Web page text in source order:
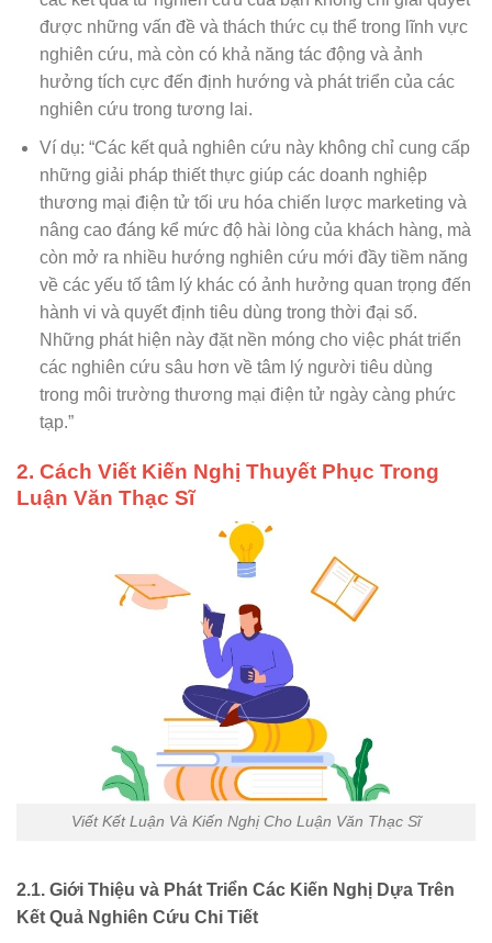
được những vấn đề và thách thức cụ thể trong lĩnh vực
nghiên cứu, mà còn có khả năng tác động và ảnh
hưởng tích cực đến định hướng và phát triển của các
nghiên cứu trong tương lai.
Ví dụ: “Các kết quả nghiên cứu này không chỉ cung cấp
những giải pháp thiết thực giúp các doanh nghiệp
thương mại điện tử tối ưu hóa chiến lược marketing và
nâng cao đáng kể mức độ hài lòng của khách hàng, mà
còn mở ra nhiều hướng nghiên cứu mới đầy tiềm năng
về các yếu tố tâm lý khác có ảnh hưởng quan trọng đến
hành vi và quyết định tiêu dùng trong thời đại số.
Những phát hiện này đặt nền móng cho việc phát triển
các nghiên cứu sâu hơn về tâm lý người tiêu dùng
trong môi trường thương mại điện tử ngày càng phức
tạp.”
2. Cách Viết Kiến Nghị Thuyết Phục Trong
Luận Văn Thạc Sĩ
Viết Kết Luận Và Kiến Nghị Cho Luận Văn Thạc Sĩ
2.1. Giới Thiệu và Phát Triển Các Kiến Nghị Dựa Trên
Kết Quả Nghiên Cứu Chi Tiết